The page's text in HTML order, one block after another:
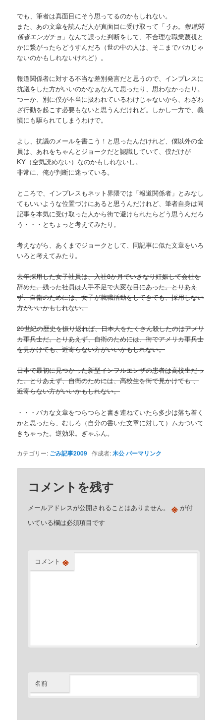
でも、筆者は真面目にそう思ってるのかもしれない。
また、あの文章を読んだ人が真面目に受け取って「 うゎ。報道関
係者エンガチョ 」なんて誤った判断をして、不合理な職業蔑視と
かに繋がったらどうすんだろ（世の中の人は、そこまでバカじゃ
ないのかもしれないけれど）。
報道関係者に対する不当な差別発言だと思うので、インプレスに
抗議をした方がいいのかなぁなんて思ったり、思わなかったり。
つーか、別に僕が不当に扱われているわけじゃないから、わざわ
ざ行動を起こす必要もないと思うんだけれど。しかし一方で、義
憤にも駆られてしまうわけで。
よし、抗議のメールを書こう！と思ったんだけれど、僕以外の全
員は、あれをちゃんとジョークだと認識していて、僕だけが
KY（空気読めない）なのかもしれないし。
非常に、俺が判断に迷っている。
ところで、インプレスもネット界隈では「報道関係者」とみなし
てもいいような位置づけにあると思うんだけれど、筆者自身は同
記事を本気に受け取った人から街で避けられたらどう思うんだろ
う・・・とちょっと考えてみたり。
考えながら、あくまでジョークとして、同記事に似た文章をいろ
いろと考えてみたり。
去年採用した女子社員は、入社8か月でいきなり妊娠して会社を
辞めた。残った社員は人手不足で大変な目にあった。とりあえ
ず、自衛のためには、女子が就職活動をしてきても、採用しない
方がいいかもしれない。
20世紀の歴史を振り返れば、日本人をたくさん殺したのはアメリ
カ軍兵士だ。とりあえず、自衛のためには、街でアメリカ軍兵士
を見かけても、近寄らない方がいいかもしれない。
日本で最初に見つかった新型インフルエンザの患者は高校生だっ
た。とりあえず、自衛のためには、高校生を街で見かけても 、
近寄らない方がいいかもしれない。
・・・バカな文章をつらつらと書き連ねていたら多少は落ち着く
かと思ったら、むしろ（自分の書いた文章に対して）ムカついて
きちゃった。逆効果。ぎゃふん。
カテゴリー: ごみ記事2009 作成者:木公パーマリンク
コメントを残す
メールアドレスが公開されることはありません。 ※ が付
いている欄は必須項目です
コメント ※
名前